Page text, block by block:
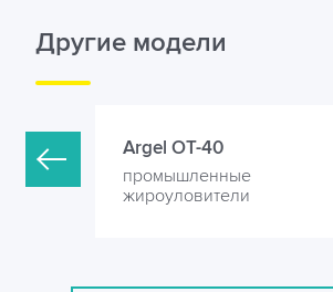
Другие модели
Argel OT-40
промышленные
жироуловители